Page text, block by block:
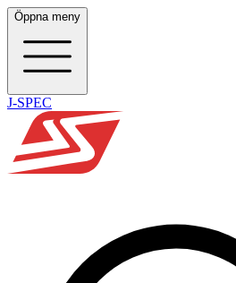
Öppna meny
J-SPEC